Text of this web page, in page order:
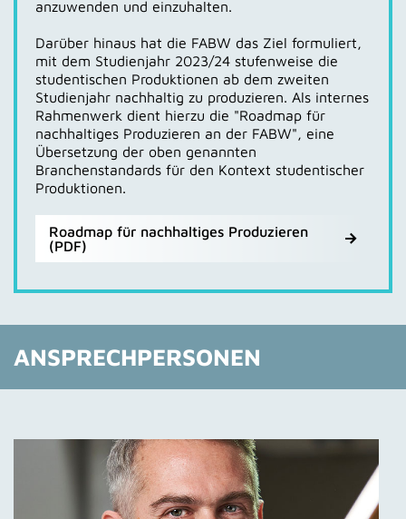
Weitere Informationen und Unterlagen zur KLIMAWIN
finden Sie hier:
Webseite KLIMAWIN (externe Webseite)
KLIMAWIN Zielkonzept der FABW 2023 (PDF)
KLIMAWIN Bericht der FABW 2025 (PDF)
Treibhausgasbilanzierung floss durch Akteure wie der
Klimaschutz- und Energieagentur Baden-
Württemberg und dem Umweltbundesamt ein.
Die fachliche Begleitung erfolgte durch KlimAktiv
gGmbH aus Tübingen, die bereits den unter der
Federführung Baden-Württembergs entwickelten und
bundesweit genutzten Green Shooting Rechner
entwickelt hat, sowie Jacob Bilabel, Thema1 GmbH,
der auch das Aktionsnetzwerk Kultur und Medien
Webseite über den CO2-Kulturstandard des MWK BW
(externer Link)
anzuwenden und einzuhalten.
Darüber hinaus hat die FABW das Ziel formuliert,
mit dem Studienjahr 2023/24 stufenweise die
studentischen Produktionen ab dem zweiten
Studienjahr nachhaltig zu produzieren. Als internes
Rahmenwerk dient hierzu die "Roadmap für
nachhaltiges Produzieren an der FABW", eine
Übersetzung der oben genannten
Branchenstandards für den Kontext studentischer
Produktionen.
Roadmap für nachhaltiges Produzieren
(PDF)
ANSPRECHPERSONEN